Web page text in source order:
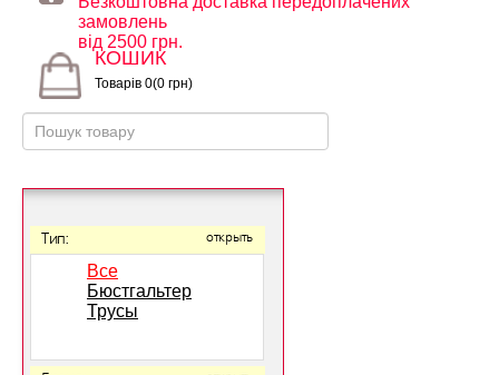
замовлень
від 2500 грн.
КОШИК
Товарів 0(0 грн)
Тип: открыть
Все
Бюстгальтер
Трусы